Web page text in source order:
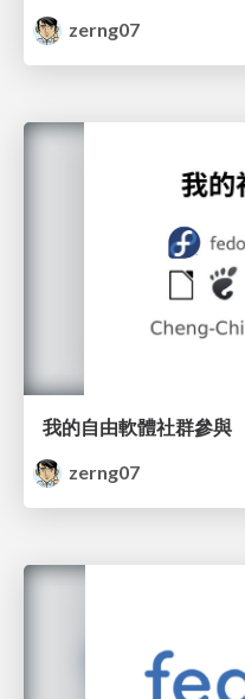
zerng07
我的自由軟體社群參與
zerng07